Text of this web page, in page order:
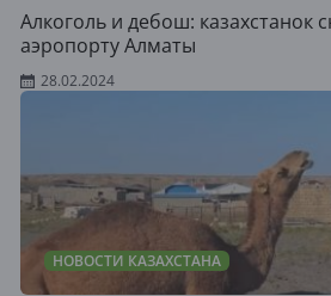
Алкоголь и дебош: казахстанок
аэропорту Алматы
28.02.2024
НОВОСТИ КАЗАХСТАНА